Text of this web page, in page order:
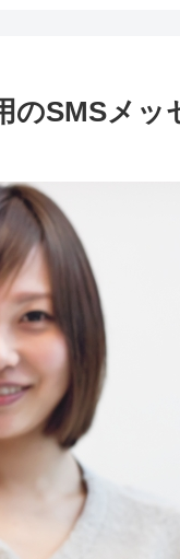
のSMSメッ